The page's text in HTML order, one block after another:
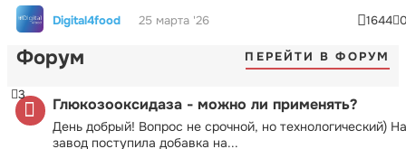
Digital4food
25 марта '26 1644
Форум ПЕРЕЙТИ В ФОРУМ
Глюкозооксидаза - можно ли применять?
День добрый! Вопрос не срочной, но технологический) На
завод поступила добавка на...
3